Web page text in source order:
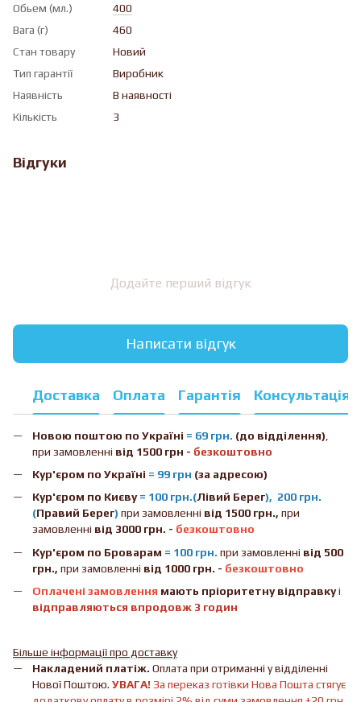
Обьем (мл.)
400
Вага (г)
460
Стан товару
Новий
Тип гарантії
Виробник
Наявність
В наявності
Кількість
3
Відгуки
Додайте перший відгук
Написати відгук
Доставка Оплата Гарантія Консультація
Новою поштою по Україні = 69 грн. (до відділення)
при замовленні від 1500 грн - безкоштовно
Кур'єром по Україні = 99 грн (за адресою)
Кур'єром по Києву= 100 грн.(Лівий Берег), 200 грн.
(Правий Берег) при замовленні від 1500 грн., при
замовленні від 3000 грн. - безкоштовно
Кур'єром по Броварам = 100 грн. при замовленні від 500
грн., при замовленні від 1000 грн. - безкоштовно
Оплачені замовлення мають пріоритетну відправкуі
відправляються впродовж 3 годин
Більше інформації про доставку
Накладений платіж. Оплата при отриманні у відділенні
Нової Поштою. УВАГА! За переказ готівки Нова Пошта стягує